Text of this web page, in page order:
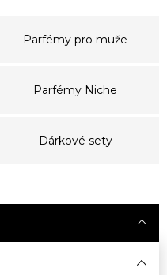
Parfémy pro muže
Parfémy Niche
Dárkové sety